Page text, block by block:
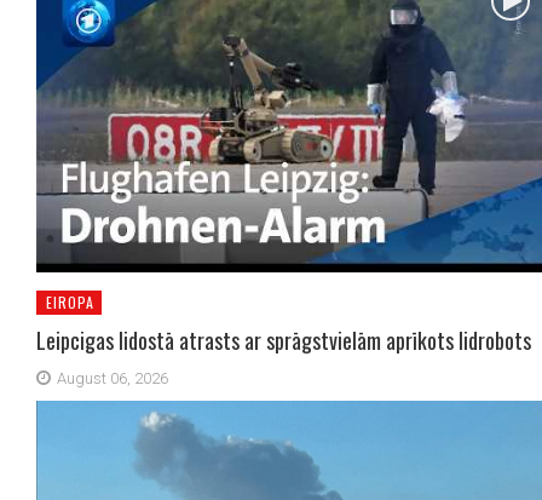
EIROPA
Leipcigas lidostā atrasts ar sprāgstvielām aprīkots lidrobots
August 06, 2026